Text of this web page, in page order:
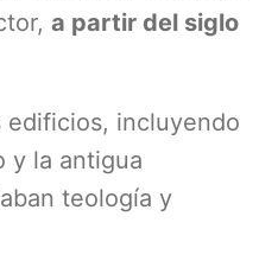
a partir del siglo
edificios, incluyendo
y la antigua
teología y